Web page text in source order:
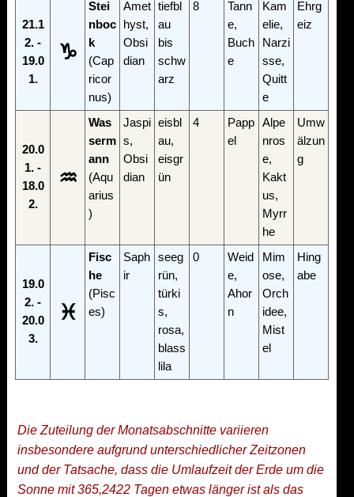
21.1
2. -
19.0
1.
♑
Stei
nboc
k
(Cap
ricor
nus)
Amet
hyst,
Obsi
dian
tiefbl
au
bis
schw
arz
8
Tann
e,
Buch
e
Kam
elie,
Narzi
sse,
Quitt
e
Ehrg
eiz
20.0
1. -
18.0
2.
♒
Was
serm
ann
(Aqu
arius
)
Jaspi
s,
Obsi
dian
eisbl
au,
eisgr
ün
4
Papp
el
Alpe
nros
e,
Kakt
us,
Myrr
he
Umw
älzun
g
19.0
2. -
20.0
3.
♓
Fisc
he
(Pisc
es)
Saph
ir
seeg
rün,
türki
s,
rosa,
blass
lila
0
Weid
e,
Ahor
n
Mim
ose,
Orch
idee,
Mist
el
Hing
abe
Die Zuteilung der Monatsabschnitte variieren
insbesondere aufgrund unterschiedlicher Zeitzonen
und der Tatsache, dass die Umlaufzeit der Erde um die
Sonne mit 365,2422 Tagen etwas länger ist als das